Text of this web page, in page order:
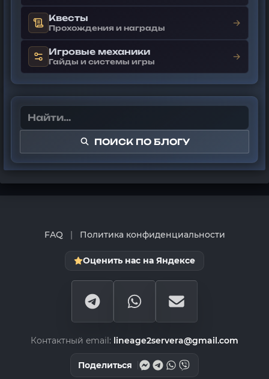
Квесты
Прохождения и награды →
Игровые механики
Гайды и системы игры →
ПОИСК ПО БЛОГУ
FAQ | Политика конфиденциальности
Оценить нас на Яндексе
Контактный email: lineage2servera@gmail.com
Поделиться